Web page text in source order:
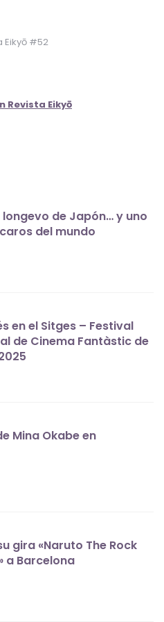
Eikyō #52
Revista Eikyō
longevo de Japón… y uno
del mundo
en el Sitges – Festival
de Cinema Fantàstic de
Mina Okabe en
gira «Naruto The Rock
a Barcelona